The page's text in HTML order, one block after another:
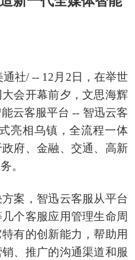
社/ -- 12月2日，在举世
会开幕前夕，文思海辉
云客服平台 -- 智迅云客
亮相乌镇，全流程一体
府、金融、交通、高新
。
案，智迅云客服从平台
个客服应用管理生命周
有的创新能力，帮助用
、推广的沟通渠道和服